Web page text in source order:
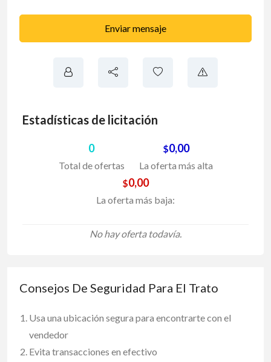
Enviar mensaje
Estadísticas de licitación
0
Total de ofertas
$0,00
La oferta más alta
$0,00
La oferta más baja:
No hay oferta todavía.
Consejos De Seguridad Para El Trato
Usa una ubicación segura para encontrarte con el
vendedor
Evita transacciones en efectivo